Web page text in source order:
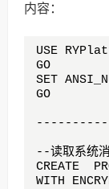
内容：
USE
GO
SET
GO
--读取系统
CREATE
WITH